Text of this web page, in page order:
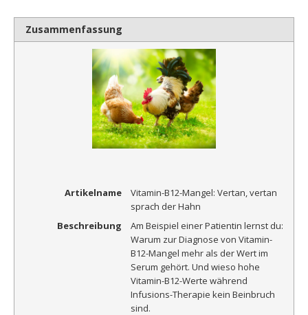
Zusammenfassung
Artikelname
Vitamin-B12-Mangel: Vertan, vertan
sprach der Hahn
Beschreibung
Am Beispiel einer Patientin lernst du:
Warum zur Diagnose von Vitamin-
B12-Mangel mehr als der Wert im
Serum gehört. Und wieso hohe
Vitamin-B12-Werte während
Infusions-Therapie kein Beinbruch
sind.